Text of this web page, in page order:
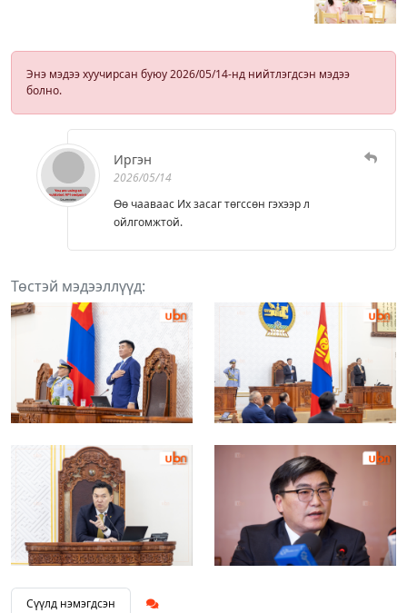
Энэ мэдээ хуучирсан буюу 2026/05/14-нд нийтлэгдсэн мэдээ
болно.
Иргэн
2026/05/14
Өө чааваас Их засаг төгссөн гэхээр л
ойлгомжтой.
Төстэй мэдээллүүд:
Сүүлд нэмэгдсэн